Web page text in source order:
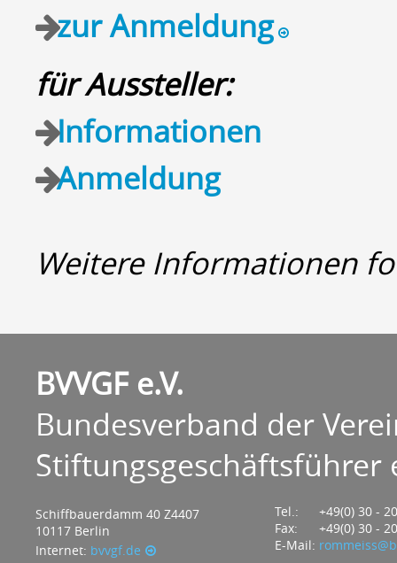
zur Anmeldung
für Aussteller:
Informationen
Anmeldung
Weitere Informationen
BVVGF e.V.
Bundesverband der
Stiftungsgeschäftsführer
Schiffbauerdamm 40 Z4407
10117 Berlin
Internet: bvvgf.de
Tel.:
+49(0) 30 -
Fax:
+49(0) 30 -
E-Mail: